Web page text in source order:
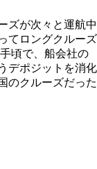
ズが次々と運航中
てロングクルーズ
頃で、船会社の
デポジットを消化
のクルーズだった